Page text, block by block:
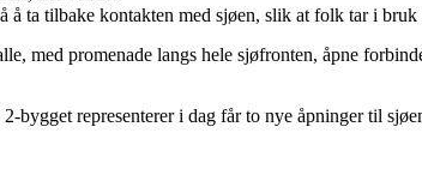
å ta tilbake kontakten med sjøen, slik at folk tar i bruk
med promenade langs hele sjøfronten, åpne
bygget representerer i dag får to nye åpninger til